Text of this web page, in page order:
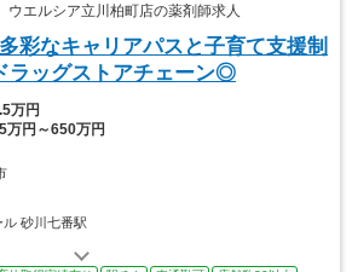
エルシア立川柏町店の薬剤師求人
彩なキャリアパスと子育て支援制
ラッグストアチェーン◎
万円
万円～650万円
砂川七番駅